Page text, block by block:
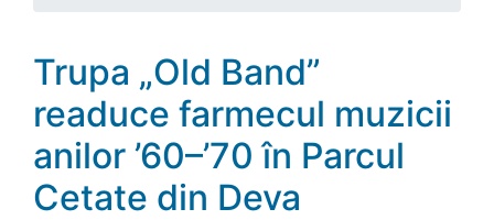
Trupa „Old Band”
readuce farmecul muzicii
anilor ’60–’70 în Parcul
Cetate din Deva